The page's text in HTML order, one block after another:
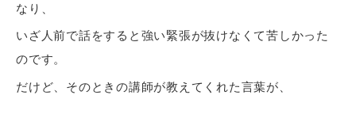
なり、
いざ人前で話をすると強い緊張が抜けなくて苦しかった
のです。
だけど、そのときの講師が教えてくれた言葉が、